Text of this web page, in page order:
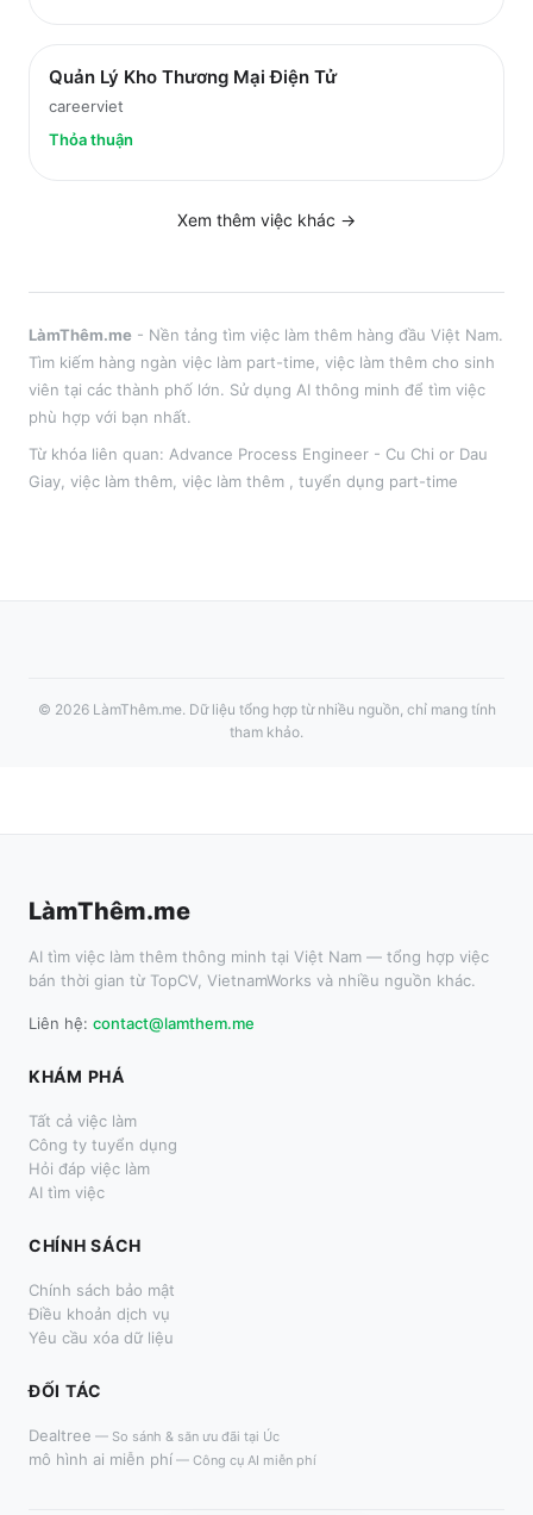
Quản Lý Kho Thương Mại Điện Tử
careerviet
Thỏa thuận
Xem thêm việc khác →
LàmThêm.me - Nền tảng tìm việc làm thêm hàng đầu Việt Nam.
Tìm kiếm hàng ngàn việc làm part-time, việc làm thêm cho sinh
viên tại các thành phố lớn. Sử dụng AI thông minh để tìm việc
phù hợp với bạn nhất.
Từ khóa liên quan: Advance Process Engineer - Cu Chi or Dau
Giay việc làm thêm , việc làm thêm , tuyển dụng part-time
© 2026 LàmThêm.me. Dữ liệu tổng hợp từ nhiều nguồn, chỉ mang tính
tham khảo.
LàmThêm.me
AI tìm việc làm thêm thông minh tại Việt Nam — tổng hợp việc
bán thời gian từ TopCV, VietnamWorks và nhiều nguồn khác.
Liên hệ: contact@lamthem.me
KHÁM PHÁ
Tất cả việc làm
Công ty tuyển dụng
Hỏi đáp việc làm
AI tìm việc
CHÍNH SÁCH
Chính sách bảo mật
Điều khoản dịch vụ
Yêu cầu xóa dữ liệu
ĐỐI TÁC
Dealtree — So sánh & săn ưu đãi tại Úc
mô hình ai miễn phí — Công cụ AI miễn phí